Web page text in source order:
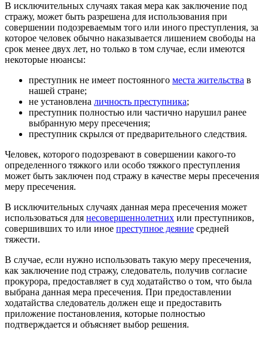
В исключительных случаях такая мера как заключение под
стражу, может быть разрешена для использования при
совершении подозреваемым того или иного преступления, за
которое человек обычно наказывается лишением свободы на
срок менее двух лет, но только в том случае, если имеются
некоторые нюансы:
преступник не имеет постоянного места жительства в
нашей стране;
не установлена личность преступника;
преступник полностью или частично нарушил ранее
выбранную меру пресечения;
преступник скрылся от предварительного следствия.
Человек, которого подозревают в совершении какого-то
определенного тяжкого или особо тяжкого преступления
может быть заключен под стражу в качестве меры пресечения
меру пресечения.
В исключительных случаях данная мера пресечения может
использоваться для несовершеннолетних или преступников,
совершивших то или иное преступное деяние средней
тяжести.
В случае, если нужно использовать такую меру пресечения,
как заключение под стражу, следователь, получив согласие
прокурора, предоставляет в суд ходатайство о том, что была
выбрана данная мера пресечения. При предоставлении
ходатайства следователь должен еще и предоставить
приложение постановления, которые полностью
подтверждается и объясняет выбор решения.